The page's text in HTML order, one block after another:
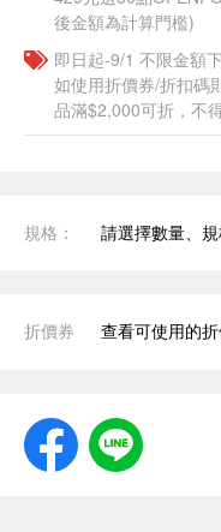
後金額為計算門檻)
即日起-9/1 不限金額
如使用折價券/折扣碼
品滿$2,000可折，不
規格： 請選擇數量、
折價券 查看可使用的